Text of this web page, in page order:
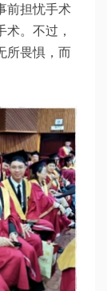
前担忧手术
。不过，
所畏惧，而